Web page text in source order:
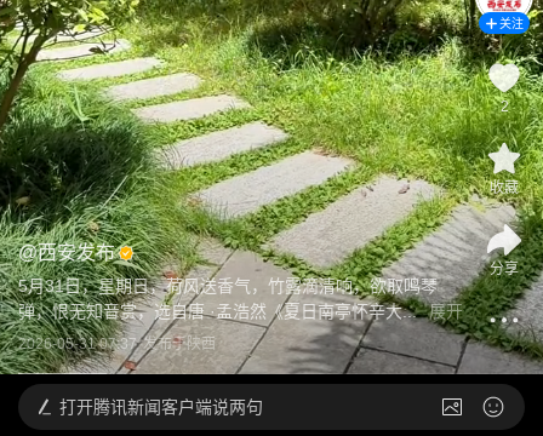
@西安发布
5月31日，星期日，荷风送香气，竹露滴清响，欲取鸣琴
弹，恨无知音赏，选自唐 ·孟浩然《夏日南亭怀辛大...
展开
2026-05-31 07:37 发布于陕西
关注
2
收藏
分享
打开腾讯新闻客户端说两句